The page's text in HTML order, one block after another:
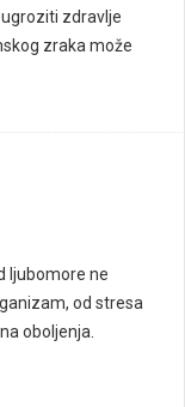
zdravlje
zraka može
ljubomore ne
od stresa
oboljenja.